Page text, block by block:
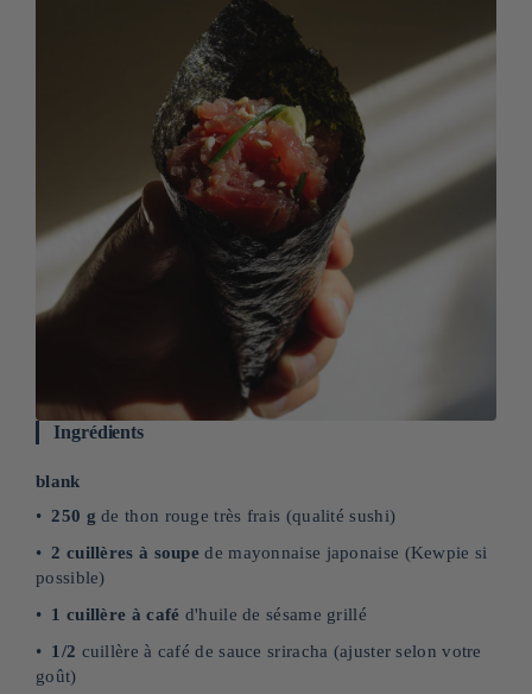
Ingrédients
blank
250 g de thon rouge très frais (qualité sushi)
2 cuillères à soupe de mayonnaise japonaise (Kewpie si
possible)
1 cuillère à café d'huile de sésame grillé
1/2 cuillère à café de sauce sriracha (ajuster selon votre
goût)